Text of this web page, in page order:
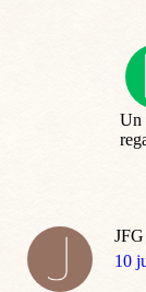
Un
JFG
dit
10